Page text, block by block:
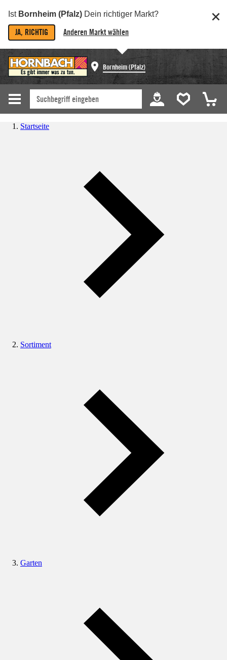
Ist Bornheim (Pfalz) Dein richtiger Markt?
JA, RICHTIG Anderen Markt wählen
Bornheim (Pfalz)
Startseite
Sortiment
Garten